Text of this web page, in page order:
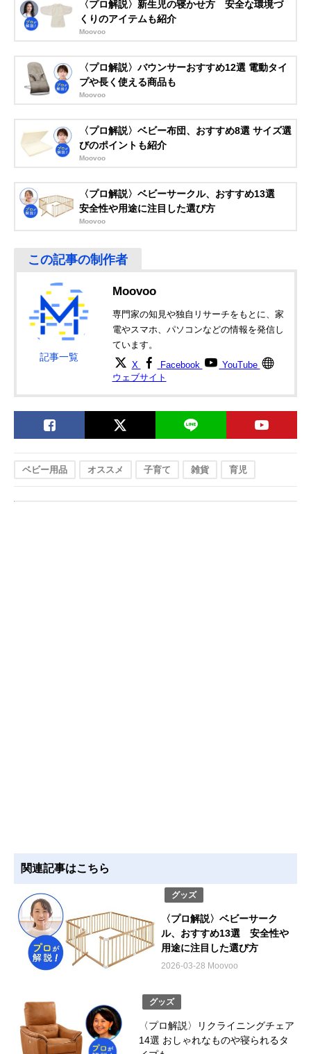
リー S スヌーピー
柄 1036127
しい形状
ス付き
OCNK10730847
いデザイン
Philips(フィリッ
ージーおしゃぶり
デザイン
Amazonで見る
リッチェル
(Richell) 吸せつラ
児用
〈プロ解説〉新生児の寝かせ方 安全な環境づ
くりのアイテムも紹介
Moovoo
〈プロ解説〉バウンサーおすすめ12選 電動タイ
プや長く使える商品も
Moovoo
〈プロ解説〉ベビー布団、おすすめ8選 サイズ選
びのポイントも紹介
Moovoo
〈プロ解説〉ベビーサークル、おすすめ13選
安全性や用途に注目した選び方
Moovoo
記事一覧
Moovoo
専門家の知見や独自リサーチをもとに、家
電やスマホ、パソコンなどの情報を発信し
ています。
X Facebook
YouTube
ウェブサイト
ベビー用品 オススメ 子育て 雑貨 育児
関連記事はこちら
グッズ
〈プロ解説〉ベビーサーク
ル、おすすめ13選 安全性や
用途に注目した選び方
2026-03-28 Moovoo
グッズ
〈プロ解説〉リクライニングチェア
14選 おしゃれなものや寝られるタ